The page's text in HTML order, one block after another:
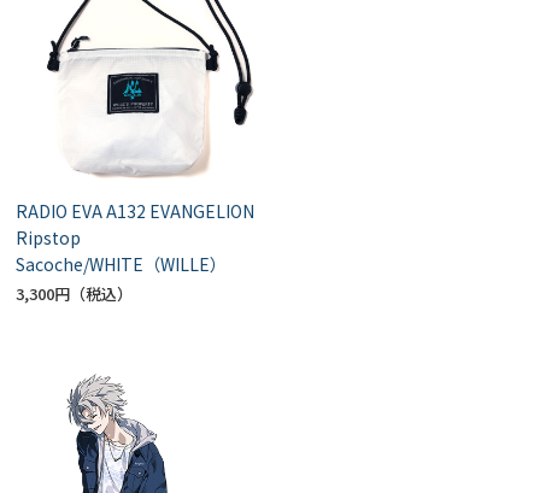
RADIO EVA A132 EVANGELION
Ripstop
Sacoche/WHITE（WILLE）
3,300円